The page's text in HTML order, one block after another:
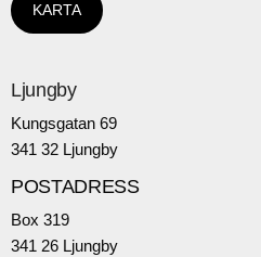
KARTA
Ljungby
Kungsgatan 69
341 32 Ljungby
POSTADRESS
Box 319
341 26 Ljungby